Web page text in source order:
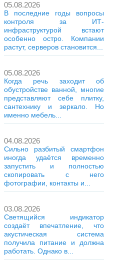
05.08.2026
В последние годы вопросы
контроля за ИТ-
инфраструктурой встают
особенно остро. Компании
растут, серверов становится...
05.08.2026
Когда речь заходит об
обустройстве ванной, многие
представляют себе плитку,
сантехнику и зеркало. Но
именно мебель...
04.08.2026
Сильно разбитый смартфон
иногда удаётся временно
запустить и полностью
скопировать с него
фотографии, контакты и...
03.08.2026
Светящийся индикатор
создаёт впечатление, что
акустическая система
получила питание и должна
работать. Однако в...